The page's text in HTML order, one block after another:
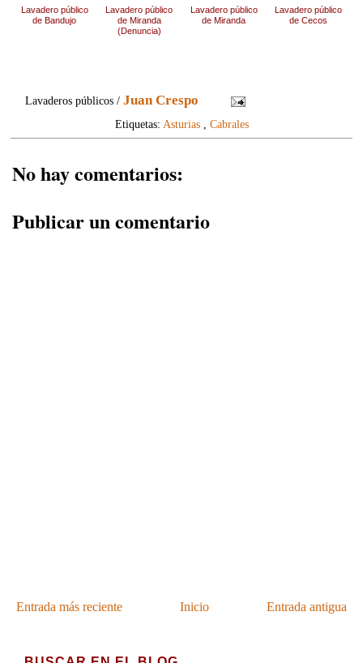
Lavadero público
de Bandujo
Lavadero público
de Miranda
(Denuncia)
Lavadero público
de Miranda
Lavadero público
de Cecos
Lavaderos públicos /Juan Crespo
Etiquetas: Asturias, Cabrales
No hay comentarios:
Publicar un comentario
Entrada más reciente Entrada antigua
Inicio